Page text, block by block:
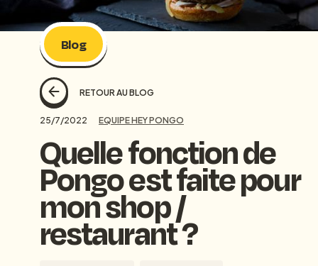
Blog
RETOUR AU BLOG
25/7/2022 EQUIPE HEY PONGO
Quelle fonction de
Pongo est faite pour
mon shop /
restaurant ?